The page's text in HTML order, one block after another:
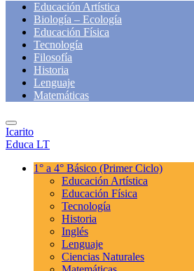
Educación Artística
Biología – Ecología
Educación Física
Tecnología
Filosofía
Historia
Lenguaje
Matemáticas
Icarito
Educa LT
1° a 4° Básico (Primer Ciclo)
Educación Artística
Educación Física
Tecnología
Historia
Inglés
Lenguaje
Ciencias Naturales